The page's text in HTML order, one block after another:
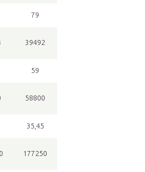
79
39492
59
58800
35,45
177250